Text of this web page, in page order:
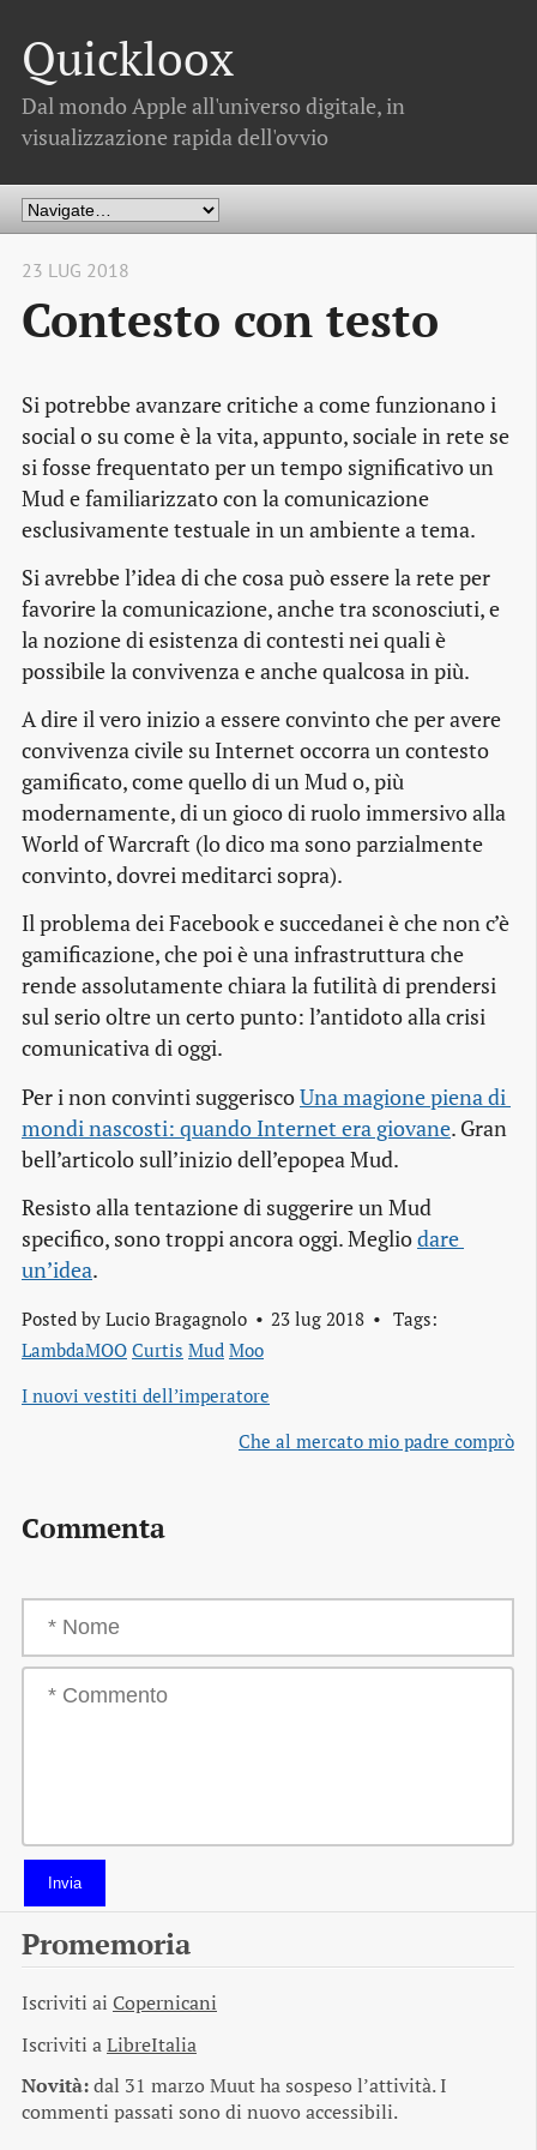
Quickloox
Dal mondo Apple all'universo digitale, in
visualizzazione rapida dell'ovvio
23 LUG 2018
Contesto con testo
Si potrebbe avanzare critiche a come funzionano i
social o su come è la vita, appunto, sociale in rete se
si fosse frequentato per un tempo significativo un
Mud e familiarizzato con la comunicazione
esclusivamente testuale in un ambiente a tema.
Si avrebbe l’idea di che cosa può essere la rete per
favorire la comunicazione, anche tra sconosciuti, e
la nozione di esistenza di contesti nei quali è
possibile la convivenza e anche qualcosa in più.
A dire il vero inizio a essere convinto che per avere
convivenza civile su Internet occorra un contesto
gamificato, come quello di un Mud o, più
modernamente, di un gioco di ruolo immersivo alla
World of Warcraft (lo dico ma sono parzialmente
convinto, dovrei meditarci sopra).
Il problema dei Facebook e succedanei è che non c’è
gamificazione, che poi è una infrastruttura che
rende assolutamente chiara la futilità di prendersi
sul serio oltre un certo punto: l’antidoto alla crisi
comunicativa di oggi.
Per i non convinti suggeriscoUna magione piena di
mondi nascosti: quando Internet era giovane. Gran
bell’articolo sull’inizio dell’epopea Mud.
Resisto alla tentazione di suggerire un Mud
specifico, sono troppi ancora oggi. Megliodare
un’idea.
Posted by Lucio Bragagnolo 23 lug 2018
Tags:
LambdaMOO Curtis Mud Moo
I nuovi vestiti dell’imperatore
Che al mercato mio padre comprò
Commenta
Invia
Promemoria
Iscriviti ai Copernicani
Iscriviti aLibreItalia
Novità:dal 31 marzo Muut ha sospeso l’attività. I
commenti passati sono di nuovo accessibili.